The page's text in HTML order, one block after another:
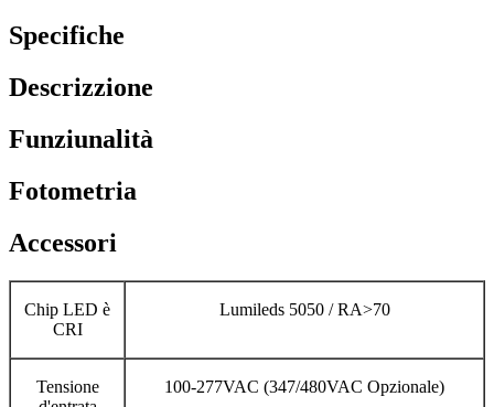
Specifiche
Descrizzione
Funziunalità
Fotometria
Accessori
Chip LED è
CRI
Lumileds 5050 / RA>70
Tensione
100-277VAC (347/480VAC Opzionale)